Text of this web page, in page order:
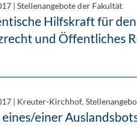
|Stellenangebote der Fakultät
Hilfskraft für
und Öffentliches
| Kreuter-Kirchhof,
eines/einer